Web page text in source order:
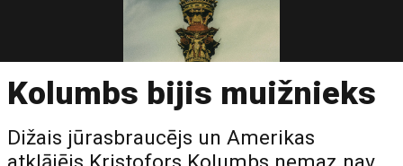
Kolumbs bijis muižnieks
Dižais jūrasbraucējs un Amerikas